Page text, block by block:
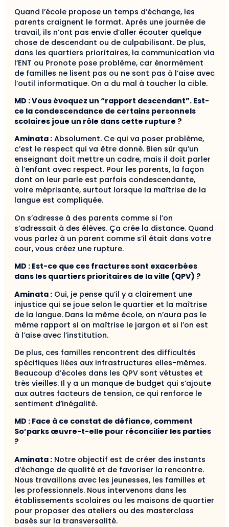
Quand l’école propose un temps d’échange, les
parents craignent le format. Après une journée de
travail, ils n’ont pas envie d’aller écouter quelque
chose de descendant ou de culpabilisant. De plus,
dans les quartiers prioritaires, la communication via
l’ENT ou Pronote pose problème, car énormément
de familles ne lisent pas ou ne sont pas à l’aise avec
l’outil informatique. On a du mal à toucher la cible.
MD : Vous évoquez un “rapport descendant”. Est-
ce la condescendance de certains personnels
scolaires joue un rôle dans cette rupture ?
Aminata : Absolument. Ce qui va poser problème,
c’est le respect qui va être donné. Bien sûr qu’un
enseignant doit mettre un cadre, mais il doit parler
à l’enfant avec respect. Pour les parents, la façon
dont on leur parle est parfois condescendante,
voire méprisante, surtout lorsque la maîtrise de la
langue est compliquée.
On s’adresse à des parents comme si l’on
s’adressait à des élèves. Ça crée la distance. Quand
vous parlez à un parent comme s’il était dans votre
cour, vous créez une rupture.
MD : Est-ce que ces fractures sont exacerbées
dans les quartiers prioritaires de la ville (QPV) ?
Aminata : Oui, je pense qu’il y a clairement une
injustice qui se joue selon le quartier et la maîtrise
de la langue. Dans la même école, on n’aura pas le
même rapport si on maîtrise le jargon et si l’on est
à l’aise avec l’institution.
De plus, ces familles rencontrent des difficultés
spécifiques liées aux infrastructures elles-mêmes.
Beaucoup d’écoles dans les QPV sont vétustes et
très vieilles. Il y a un manque de budget qui s’ajoute
aux autres facteurs de tension, ce qui renforce le
sentiment d’inégalité.
MD : Face à ce constat de défiance, comment
So’parks œuvre-t-elle pour réconcilier les parties
?
Aminata : Notre objectif est de créer des instants
d’échange de qualité et de favoriser la rencontre.
Nous travaillons avec les jeunesses, les familles et
les professionnels. Nous intervenons dans les
établissements scolaires ou les maisons de quartier
pour proposer des ateliers ou des masterclass
basés sur la transversalité.